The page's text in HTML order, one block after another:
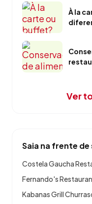
À la
Ver
Saia na frente
Costela Gaucha
Fernando's
Kabanas Grill